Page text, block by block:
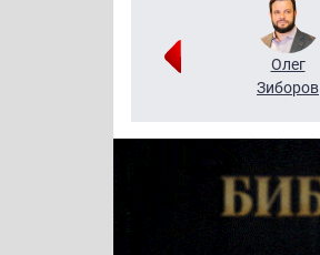
Олег
Зиборов